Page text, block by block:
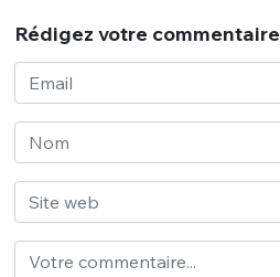
Rédigez votre commentaire